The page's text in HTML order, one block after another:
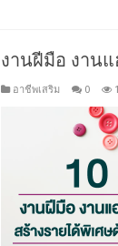
งานฝีมือ งานแ
อาชีพเสริม 0